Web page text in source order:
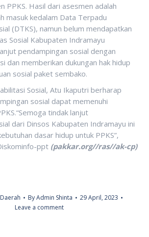
PPKS. Hasil dari asesmen adalah
masuk kedalam Data Terpadu
(DTKS), namun belum mendapatkan
Sosial Kabupaten Indramayu
pendampingan sosial dengan
dan memberikan dukungan hak hidup
sosial paket sembako.
Sosial, Atu Ikaputri berharap
sosial dapat memenuhi
tindak lanjut
dari Dinsos Kabupaten Indramayu ini
dasar hidup untuk PPKS”,
ppt (pakkar.org//ras//ak-cp)
ByAdmin Shinta
29 April, 2023
Leave a comment